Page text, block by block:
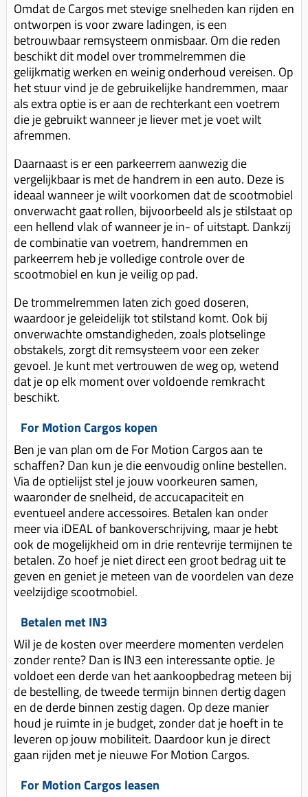
Omdat de Cargos met stevige snelheden kan rijden en
ontworpen is voor zware ladingen, is een
betrouwbaar remsysteem onmisbaar. Om die reden
beschikt dit model over trommelremmen die
gelijkmatig werken en weinig onderhoud vereisen. Op
het stuur vind je de gebruikelijke handremmen, maar
als extra optie is er aan de rechterkant een voetrem
die je gebruikt wanneer je liever met je voet wilt
afremmen.
Daarnaast is er een parkeerrem aanwezig die
vergelijkbaar is met de handrem in een auto. Deze is
ideaal wanneer je wilt voorkomen dat de scootmobiel
onverwacht gaat rollen, bijvoorbeeld als je stilstaat op
een hellend vlak of wanneer je in- of uitstapt. Dankzij
de combinatie van voetrem, handremmen en
parkeerrem heb je volledige controle over de
scootmobiel en kun je veilig op pad.
De trommelremmen laten zich goed doseren,
waardoor je geleidelijk tot stilstand komt. Ook bij
onverwachte omstandigheden, zoals plotselinge
obstakels, zorgt dit remsysteem voor een zeker
gevoel. Je kunt met vertrouwen de weg op, wetend
dat je op elk moment over voldoende remkracht
beschikt.
For Motion Cargos kopen
Ben je van plan om de For Motion Cargos aan te
schaffen? Dan kun je die eenvoudig online bestellen.
Via de optielijst stel je jouw voorkeuren samen,
waaronder de snelheid, de accucapaciteit en
eventueel andere accessoires. Betalen kan onder
meer via iDEAL of bankoverschrijving, maar je hebt
ook de mogelijkheid om in drie rentevrije termijnen te
betalen. Zo hoef je niet direct een groot bedrag uit te
geven en geniet je meteen van de voordelen van deze
veelzijdige scootmobiel.
Betalen met IN3
Wil je de kosten over meerdere momenten verdelen
zonder rente? Dan is IN3 een interessante optie. Je
voldoet een derde van het aankoopbedrag meteen bij
de bestelling, de tweede termijn binnen dertig dagen
en de derde binnen zestig dagen. Op deze manier
houd je ruimte in je budget, zonder dat je hoeft in te
leveren op jouw mobiliteit. Daardoor kun je direct
gaan rijden met je nieuwe For Motion Cargos.
For Motion Cargos leasen